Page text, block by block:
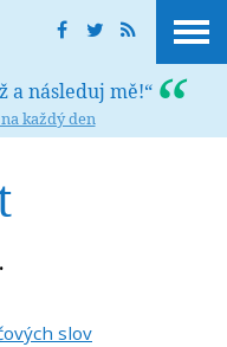
a následuj mě!“
každý den
slov